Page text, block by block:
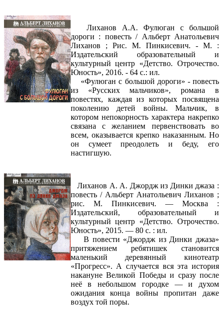
Лиханов А.А. Фулюган с большой
дороги : повесть / Альберт Анатольевич
Лиханов ; Рис. М. Пинкисевич. - М. :
Издательский образовательный и
культурный центр «Детство. Отрочество.
Юность», 2016. - 64 с.: ил.
«Фулюган с большой дороги» - повесть
из «Русских мальчиков», романа в
повестях, каждая из которых посвящена
поколению детей войны. Мальчик, в
котором непокорность характера накрепко
связана с желанием первенствовать во
всем, оказывается крепко наказанным. Но
он сумеет преодолеть и беду, его
настигшую.
Лиханов А. А. Джордж из Динки джаза :
повесть / Альберт Анатольевич Лиханов ;
рис. М. Пинкисевич. — Москва :
Издательский, образовательный и
культурный центр «Детство. Отрочество.
Юность», 2015. — 80 с. : ил.
В повести «Джордж из Динки джаза»
притяжением ребятишек становится
маленький деревянный кинотеатр
«Прогресс». А случается вся эта история
накануне Великой Победы и сразу после
неё в небольшом городке — и духом
ожидания конца войны пропитан даже
воздух той поры.